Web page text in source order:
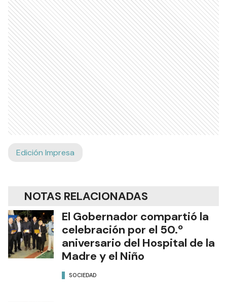
Edición Impresa
NOTAS RELACIONADAS
El Gobernador compartió la
celebración por el 50.º
aniversario del Hospital de la
Madre y el Niño
SOCIEDAD